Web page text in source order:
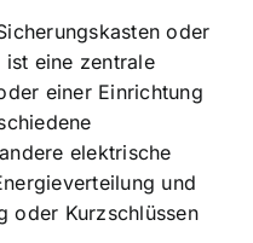
oder
eine zentrale
einer Einrichtung
elektrische
und
oder Kurzschlüssen